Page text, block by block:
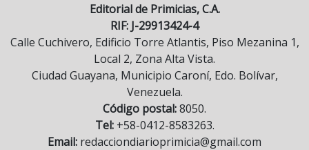
Editorial de Primicias, C.A.
RIF: J-29913424-4
Calle Cuchivero, Edificio Torre Atlantis, Piso Mezanina 1,
Local 2, Zona Alta Vista.
Ciudad Guayana, Municipio Caroní, Edo. Bolívar,
Venezuela.
Código postal:8050.
Tel:+58-0412-8583263.
Email: redacciondiarioprimicia@gmail.com